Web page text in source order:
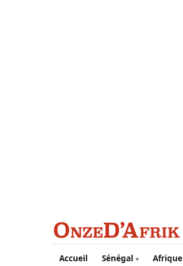
Aller au contenu principal
Accueil Sénégal Afrique